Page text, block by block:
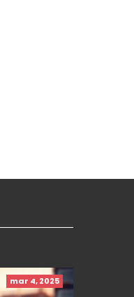
mar 4, 2025